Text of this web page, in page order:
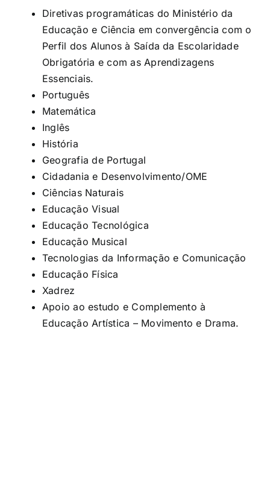
Diretivas programáticas do Ministério da
Educação e Ciência em convergência com o
Perfil dos Alunos à Saída da Escolaridade
Obrigatória e com as Aprendizagens
Essenciais.
Português
Matemática
Inglês
História
Geografia de Portugal
Cidadania e Desenvolvimento/OME
Ciências Naturais
Educação Visual
Educação Tecnológica
Educação Musical
Tecnologias da Informação e Comunicação
Educação Física
Xadrez
Apoio ao estudo e Complemento à
Educação Artística – Movimento e Drama.